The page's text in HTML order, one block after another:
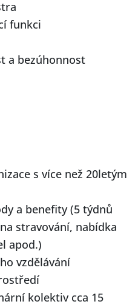
funkci
a bezúhonnost
s více než 20letým
a benefity (5 týdnů
stravování, nabídka
apod.)
vzdělávání
kolektiv cca 15